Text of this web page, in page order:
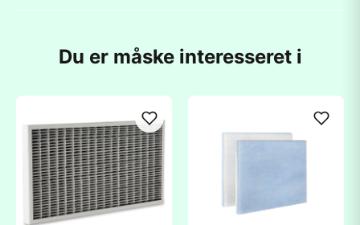
Du er måske interesseret i